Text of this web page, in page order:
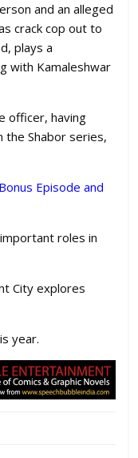
and an alleged
crack cop out to
plays a
with Kamaleshwar
officer, having
the Shabor series,
Episode and
roles in
City explores
year.